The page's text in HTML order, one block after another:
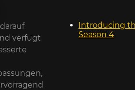
verfügt
Introducing
Season 4